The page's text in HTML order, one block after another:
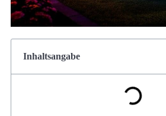
Inhaltsangabe